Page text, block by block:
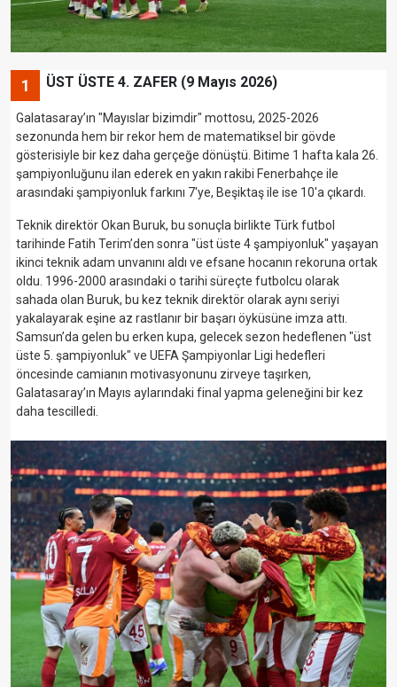
1 ÜST ÜSTE 4. ZAFER (9 Mayıs 2026)
Galatasaray’ın "Mayıslar bizimdir" mottosu, 2025-2026
sezonunda hem bir rekor hem de matematiksel bir gövde
gösterisiyle bir kez daha gerçeğe dönüştü. Bitime 1 hafta kala 26.
şampiyonluğunu ilan ederek en yakın rakibi Fenerbahçe ile
arasındaki şampiyonluk farkını 7'ye, Beşiktaş ile ise 10'a çıkardı.
Teknik direktör Okan Buruk, bu sonuçla birlikte Türk futbol
tarihinde Fatih Terim’den sonra "üst üste 4 şampiyonluk" yaşayan
ikinci teknik adam unvanını aldı ve efsane hocanın rekoruna ortak
oldu. 1996-2000 arasındaki o tarihi süreçte futbolcu olarak
sahada olan Buruk, bu kez teknik direktör olarak aynı seriyi
yakalayarak eşine az rastlanır bir başarı öyküsüne imza attı.
Samsun’da gelen bu erken kupa, gelecek sezon hedeflenen "üst
üste 5. şampiyonluk" ve UEFA Şampiyonlar Ligi hedefleri
öncesinde camianın motivasyonunu zirveye taşırken,
Galatasaray’ın Mayıs aylarındaki final yapma geleneğini bir kez
daha tescilledi.